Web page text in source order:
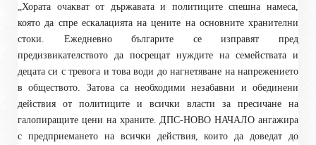
„Хората очакват от държавата и политиците спешна намеса,
която да спре ескалацията на цените на основните хранителни
стоки. Ежедневно българите се изправят пред
предизвикателството да посрещат нуждите на семействата и
децата си с тревога и това води до нагнетяване на напрежението
в обществото. Затова са необходими незабавни и обединени
действия от политиците и всички власти за пресичане на
галопиращите цени на храните. ДПС-НОВО НАЧАЛО ангажира
с предприемането на всички действия, които да доведат до